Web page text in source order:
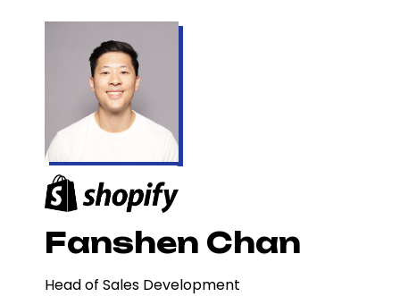
Fanshen Chan
Head of Sales Development